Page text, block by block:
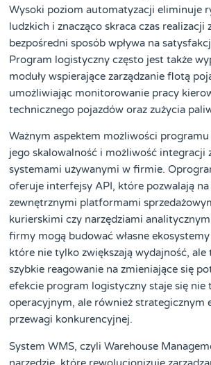
Wysoki poziom automatyzacji eliminuje
ludzkich i znacząco skraca czas realizacji
bezpośredni sposób wpływa na
Program logistyczny często jest także
moduły wspierające zarządzanie flotą
umożliwiając monitorowanie pracy
technicznego pojazdów oraz zużycia
Ważnym aspektem możliwości
jego skalowalność i możliwość integracji
systemami używanymi w firmie.
oferuje interfejsy API, które pozwalają na
zewnętrznymi platformami
kurierskimi czy narzędziami
firmy mogą budować własne
które nie tylko zwiększają wydajność, ale
szybkie reagowanie na zmieniające się
efekcie program logistyczny staje się nie
operacyjnym, ale również strategicznym
przewagi konkurencyjnej.
System WMS, czyli Warehouse